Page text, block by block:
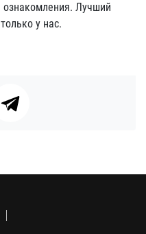
ознакомления. Лучший
только у нас.